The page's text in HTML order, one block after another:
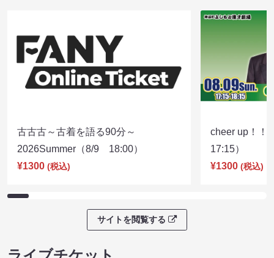
古古古～古着を語る90分～
2026Summer（8/9 18:00）
¥1300 (税込)
cheer up！
17:15）
¥1300 (税込)
サイトを閲覧する